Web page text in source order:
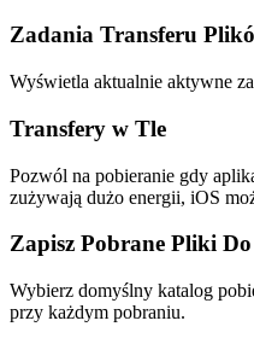
Zadania Transferu
Wyświetla aktualnie aktywne
Transfery w Tle
Pozwól na pobieranie gdy
zużywają dużo energii, iOS
Zapisz Pobrane Pliki Do
Wybierz domyślny katalog
przy każdym pobraniu.